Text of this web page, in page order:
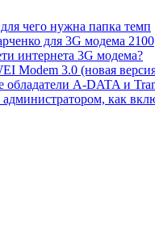
чего нужна папка темп
для 3G модема 2100
интернета 3G модема?
Modem 3.0 (новая
A-DATA и
как